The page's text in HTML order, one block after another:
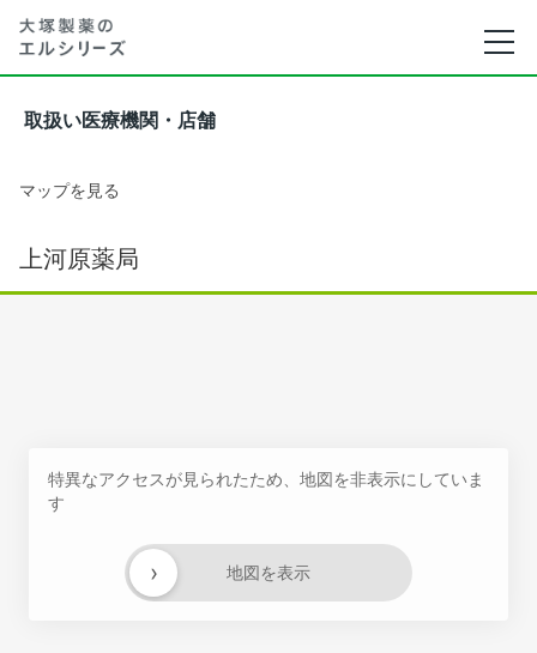
取扱い医療機関・店舗
マップを見る
上河原薬局
特異なアクセスが見られたため、地図を非表示にしていま
す
地図を表示
›